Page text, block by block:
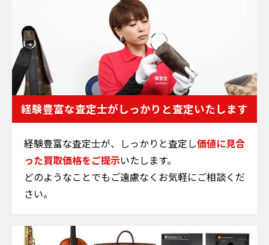
経験豊富な査定士がしっかりと査定いたします
経験豊富な査定士が、しっかりと査定し価値に見合
った買取価格をご提示いたします。
どのようなことでもご遠慮なくお気軽にご相談くだ
さい。